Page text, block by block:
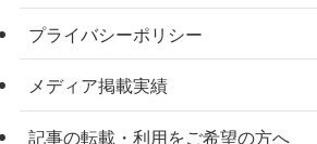
プライバシーポリシー
メディア掲載実績
記事の転載・利用をご希望の方へ